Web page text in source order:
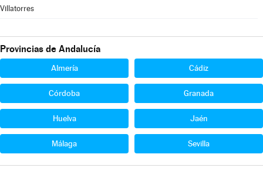
Villatorres
Provincias de Andalucía
Almería Cádiz
Córdoba Granada
Huelva Jaén
Málaga Sevilla